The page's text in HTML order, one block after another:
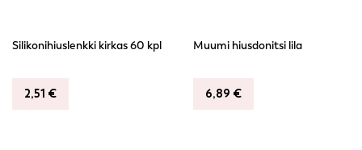
Silikonihiuslenkki kirkas 60 kpl
2,51 €
Muumi hiusdonitsi lila
6,89 €